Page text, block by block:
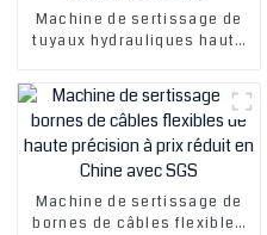
Machine de sertissage de
tuyaux hydrauliques haute
exportateur en ligne, offre
spéciale
Machine de sertissage de
bornes de câbles flexibles